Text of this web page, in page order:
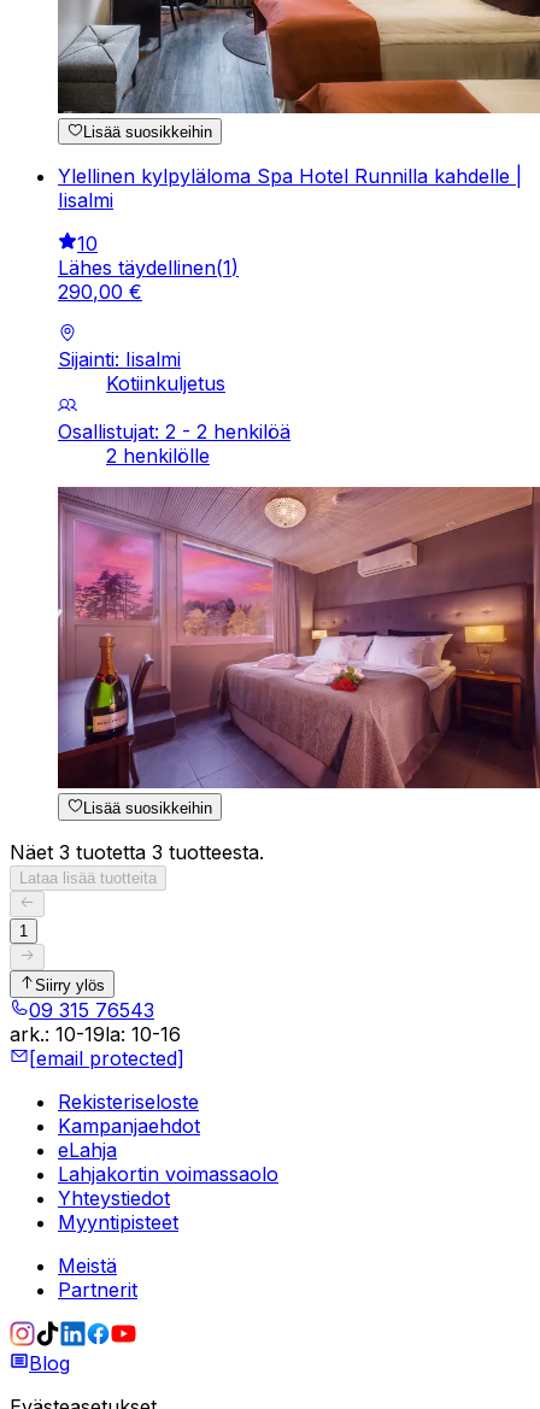
Lisää suosikkeihin
Ylellinen kylpyläloma Spa Hotel Runnilla kahdelle |
Iisalmi
10
Lähes täydellinen(1)
290,00 €
Sijainti: Iisalmi
Kotiinkuljetus
Osallistujat: 2 - 2 henkilöä
2 henkilölle
Lisää suosikkeihin
Näet 3 tuotetta 3 tuotteesta.
Lataa lisää tuotteita
1
Siirry ylös
09 315 76543
ark.: 10-19la: 10-16
[email protected]
Rekisteriseloste
Kampanjaehdot
eLahja
Lahjakortin voimassaolo
Yhteystiedot
Myyntipisteet
Meistä
Partnerit
Blog